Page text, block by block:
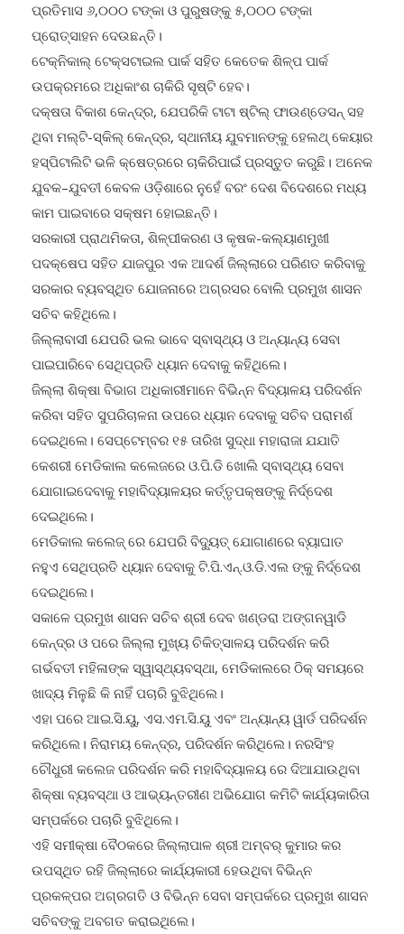
ପ୍ରତିମାସ ୬,୦୦୦ ଟଙ୍କା ଓ ପୁରୁଷଙ୍କୁ ୫,୦୦୦ ଟଙ୍କା
ପ୍ରୋତ୍ସାହନ ଦେଉଛନ୍ତି।
ଟେକ୍ନିକାଲ୍ ଟେକ୍ସଟାଇଲ ପାର୍କ ସହିତ କେତେକ ଶିଳ୍ପ ପାର୍କ
ଉପକ୍ରମରେ ଅଧିକାଂଶ ଚାକିରି ସୃଷ୍ଟି ହେବ।
ଦକ୍ଷତା ବିକାଶ କେନ୍ଦ୍ର, ଯେପରିକି ଟାଟା ଷ୍ଟିଲ୍ ଫାଉଣ୍ଡେସନ୍ ସହ
ଥିବା ମଲ୍ଟି-ସ୍କିଲ୍ କେନ୍ଦ୍ର, ସ୍ଥାନୀୟ ଯୁବମାନଙ୍କୁ ହେଲଥ୍ କେୟାର
ହସ୍ପିଟାଲିଟି ଭଳି କ୍ଷେତ୍ରରେ ଚାକିରିପାଇଁ ପ୍ରସ୍ତୁତ କରୁଛି। ଅନେକ
ଯୁବକ–ଯୁବତୀ କେବଳ ଓଡ଼ିଶାରେ ନୁହେଁ ବରଂ ଦେଶ ବିଦେଶରେ ମଧ୍ୟ
କାମ ପାଇବାରେ ସକ୍ଷମ ହୋଇଛନ୍ତି।
ସରକାରୀ ପ୍ରାଥମିକତା, ଶିଳ୍ପୀକରଣ ଓ କୃଷକ-କଲ୍ୟାଣମୁଖୀ
ପଦକ୍ଷେପ ସହିତ ଯାଜପୁର ଏକ ଆଦର୍ଶ ଜିଲ୍ଲାରେ ପରିଣତ କରିବାକୁ
ସରକାର ବ୍ୟବସ୍ଥିତ ଯୋଜନାରେ ଅଗ୍ରସର ବୋଲି ପ୍ରମୁଖ ଶାସନ
ସଚିବ କହିଥିଲେ।
ଜିଲ୍ଲାବାସୀ ଯେପରି ଭଲ ଭାବେ ସ୍ବାସ୍ଥ୍ୟ ଓ ଅନ୍ୟାନ୍ୟ ସେବା
ପାଇପାରିବେ ସେଥିପ୍ରତି ଧ୍ୟାନ ଦେବାକୁ କହିଥିଲେ।
ଜିଲ୍ଲା ଶିକ୍ଷା ବିଭାଗ ଅଧିକାରୀମାନେ ବିଭିନ୍ନ ବିଦ୍ୟାଳୟ ପରିଦର୍ଶନ
କରିବା ସହିତ ସୁପରିଚାଳନା ଉପରେ ଧ୍ୟାନ ଦେବାକୁ ସଚିବ ପରାମର୍ଶ
ଦେଇଥିଲେ। ସେପ୍ଟେମ୍ବର ୧୫ ତାରିଖ ସୁଦ୍ଧା ମହାରାଜା ଯଯାତି
କେଶରୀ ମେଡିକାଲ କଲେଜରେ ଓ.ପି.ଡି ଖୋଲି ସ୍ବାସ୍ଥ୍ୟ ସେବା
ଯୋଗାଇଦେବାକୁ ମହାବିଦ୍ୟାଳୟର କର୍ତ୍ତୃପକ୍ଷଙ୍କୁ ନିର୍ଦ୍ଦେଶ
ଦେଇଥିଲେ।
ମେଡିକାଲ କଲେଜ୍ ରେ ଯେପରି ବିଦ୍ୟୁତ୍ ଯୋଗାଣରେ ବ୍ୟାଘାତ
ନହୁଏ ସେଥିପ୍ରତି ଧ୍ୟାନ ଦେବାକୁ ଟି.ପି.ଏନ୍.ଓ.ଡି.ଏଲ ଙ୍କୁ ନିର୍ଦ୍ଦେଶ
ଦେଇଥିଲେ।
ସକାଳେ ପ୍ରମୁଖ ଶାସନ ସଚିବ ଶ୍ରୀ ଦେବ ଖଣ୍ଡରା ଅଙ୍ଗନୱାଡି
କେନ୍ଦ୍ର ଓ ପରେ ଜିଲ୍ଲା ମୁଖ୍ୟ ଚିକିତ୍ସାଳୟ ପରିଦର୍ଶନ କରି
ଗର୍ଭବତୀ ମହିଳାଙ୍କ ସ୍ୱାସ୍ଥ୍ୟବସ୍ଥା, ମେଡିକାଲରେ ଠିକ୍ ସମୟରେ
ଖାଦ୍ୟ ମିଳୁଛି କି ନାହିଁ ପଚାରି ବୁଝିଥିଲେ।
ଏହା ପରେ ଆଇ.ସି.ୟୁ, ଏସ.ଏମ.ସି.ୟୁ ଏବଂ ଅନ୍ୟାନ୍ୟ ୱାର୍ଡ ପରିଦର୍ଶନ
କରିଥିଲେ। ନିରାମୟ କେନ୍ଦ୍ର, ପରିଦର୍ଶନ କରିଥିଲେ। ନରସିଂହ
ଚୌଧୁରୀ କଲେଜ ପରିଦର୍ଶନ କରି ମହାବିଦ୍ୟାଳୟ ରେ ଦିଆଯାଉଥିବା
ଶିକ୍ଷା ବ୍ୟବସ୍ଥା ଓ ଆଭ୍ୟନ୍ତରୀଣ ଅଭିଯୋଗ କମିଟି କାର୍ଯ୍ୟକାରିତା
ସମ୍ପର୍କରେ ପଚାରି ବୁଝିଥିଲେ।
ଏହି ସମୀକ୍ଷା ବୈଠକରେ ଜିଲ୍ଲାପାଳ ଶ୍ରୀ ଅମ୍ବର୍ କୁମାର କର
ଉପସ୍ଥିତ ରହି ଜିଲ୍ଲାରେ କାର୍ଯ୍ୟକାରୀ ହେଉଥିବା ବିଭିନ୍ନ
ପ୍ରକଳ୍ପର ଅଗ୍ରଗତି ଓ ବିଭିନ୍ନ ସେବା ସମ୍ପର୍କରେ ପ୍ରମୁଖ ଶାସନ
ସଚିବଙ୍କୁ ଅବଗତ କରାଇଥିଲେ।